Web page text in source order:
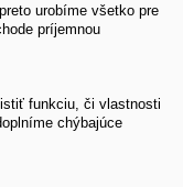
urobíme všetko pre
príjemnou
funkciu, či vlastnosti
chýbajúce